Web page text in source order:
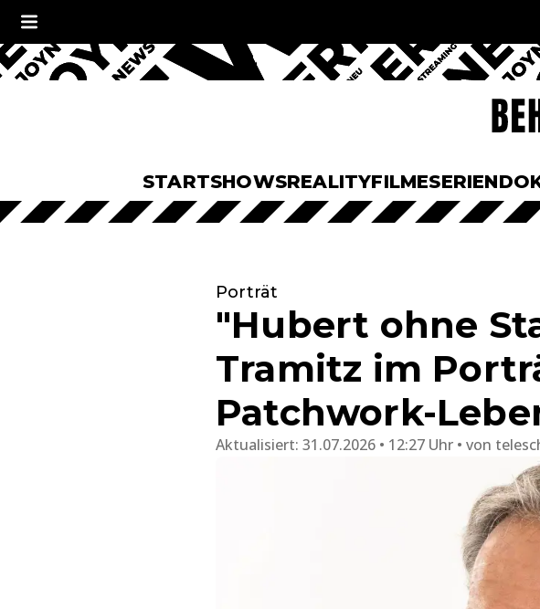
STARTSHOWSREALITYFILMESERIEN
Porträt
"Hubert ohne
Tramitz im
Patchwork-
Aktualisiert: 31.07.2026 • 12:27 Uhr von